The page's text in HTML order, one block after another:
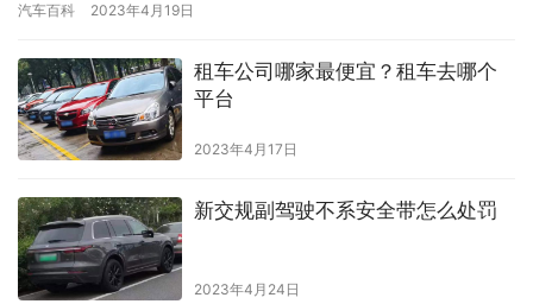
多少钱一辆 售24.68万起 ！林肯首款国产车型冒险家上市，比BBA
险家上…
汽车百科 2023年4月19日
租车公司哪家最便宜？租车去哪个
平台
2023年4月17日
新交规副驾驶不系安全带怎么处罚
2023年4月24日